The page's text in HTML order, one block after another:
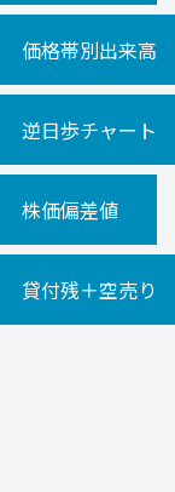
価格帯別出来高
逆日歩チャート
株価偏差値
貸付残＋空売り